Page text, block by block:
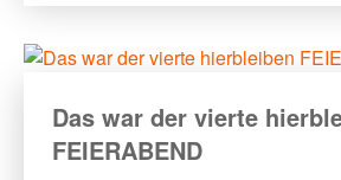
Das war der vierte
FEIERABEND